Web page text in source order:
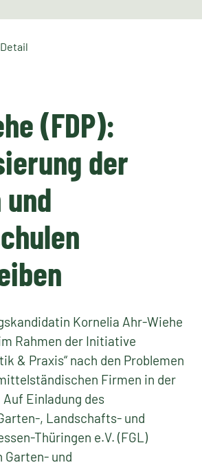
(FDP):
der
Kornelia Ahr-Wiehe
Rahmen der Initiative
& Praxis“ nach den Problemen
Firmen in der
Einladung des
, Landschafts- und
Thüringen e.V. (FGL)
Garten- und